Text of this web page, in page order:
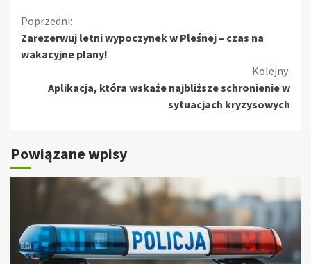
Kontynuuj
czytanie
Poprzedni:
Zarezerwuj letni wypoczynek w Pleśnej – czas na
wakacyjne plany!
Kolejny:
Aplikacja, która wskaże najbliższe schronienie w
sytuacjach kryzysowych
Powiązane wpisy